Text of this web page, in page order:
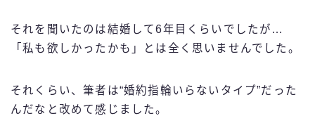
それを聞いたのは結婚して6年目くらいでしたが…
「私も欲しかったかも」とは全く思いませんでした。
それくらい、筆者は“婚約指輪いらないタイプ”だった
んだなと改めて感じました。